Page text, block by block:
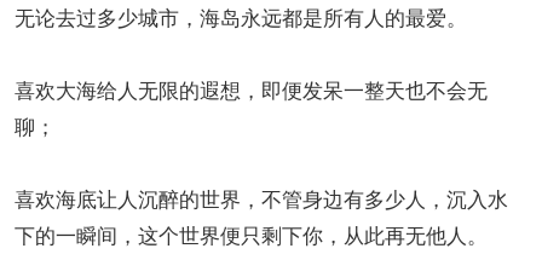
无论去过多少城市，海岛永远都是所有人的最爱。
喜欢大海给人无限的遐想，即便发呆一整天也不会无
聊；
喜欢海底让人沉醉的世界，不管身边有多少人，沉入水
下的一瞬间，这个世界便只剩下你，从此再无他人。